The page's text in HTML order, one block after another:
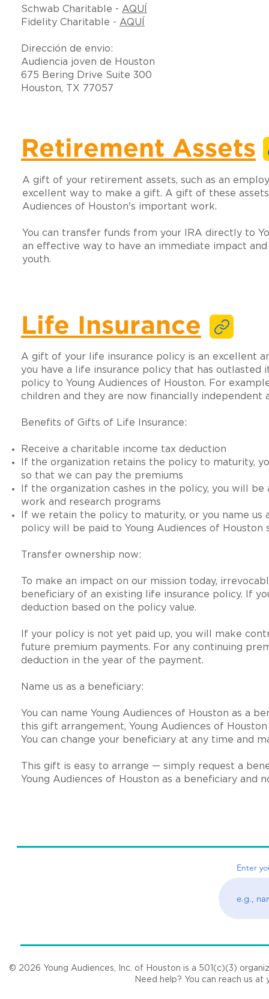
Schwab Charitable - AQUÍ
Fidelity Charitable - AQUÍ
Dirección de envio:
Audiencia joven de Houston
675 Bering Drive Suite 300
Houston, TX 77057
A gift of your retirement assets, such as an
excellent way to make a gift. A gift of these
Audiences of Houston's important work.
You can transfer funds from your IRA directly to
an effective way to have an immediate impact
youth.
Retirement Assets
Life Insurance
A gift of your life insurance policy is an excellent
you have a life insurance policy that has outlasted
policy to Young Audiences of Houston. For
children and they are now financially independent
Benefits of Gifts of Life Insurance:
Receive a charitable income tax deduction
If the organization retains the policy to maturity,
so that we can pay the premiums
If the organization cashes in the policy, you will
work and research programs
If we retain the policy to maturity, or you name
policy will be paid to Young Audiences of
Transfer ownership now:
To make an impact on our mission today,
beneficiary of an existing life insurance policy. If
deduction based on the policy value.
If your policy is not yet paid up, you will make
future premium payments. For any continuing
deduction in the year of the payment.
Name us as a beneficiary:
You can name Young Audiences of Houston as a
this gift arrangement, Young Audiences of
You can change your beneficiary at any time and
This gift is easy to arrange — simply request a
Young Audiences of Houston as a beneficiary and
Enter
© 2026 Young Audiences, Inc. of Houston is a 501(c)(3)
Need help? You can reach us at